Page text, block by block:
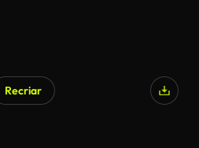
Recriar